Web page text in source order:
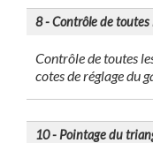
8 - Contrôle de toutes
Contrôle de toutes
cotes de réglage du
10 - Pointage du